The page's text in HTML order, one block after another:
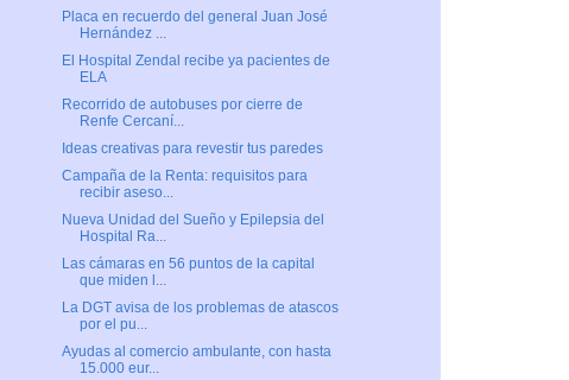
Placa en recuerdo del general Juan José
Hernández ...
El Hospital Zendal recibe ya pacientes de
ELA
Recorrido de autobuses por cierre de
Renfe Cercaní...
Ideas creativas para revestir tus paredes
Campaña de la Renta: requisitos para
recibir aseso...
Nueva Unidad del Sueño y Epilepsia del
Hospital Ra...
Las cámaras en 56 puntos de la capital
que miden l...
La DGT avisa de los problemas de atascos
por el pu...
Ayudas al comercio ambulante, con hasta
15.000 eur...